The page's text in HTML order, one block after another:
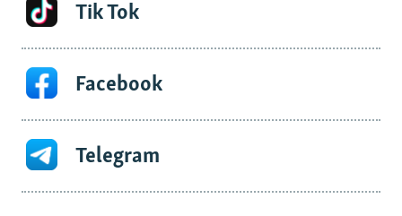
Tik Tok
Facebook
Telegram